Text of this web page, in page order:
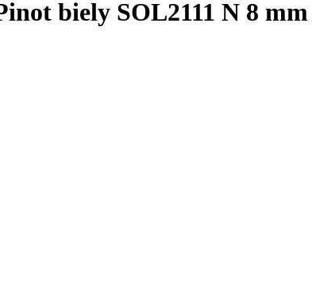
biely SOL2111 N 8